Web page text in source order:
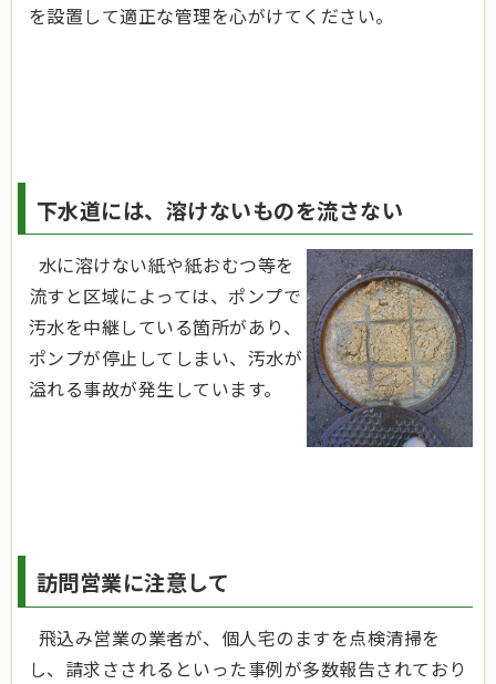
を設置して適正な管理を心がけてください。
下水道には、溶けないものを流さない
水に溶けない紙や紙おむつ等を
流すと区域によっては、ポンプで
汚水を中継している箇所があり、
ポンプが停止してしまい、汚水が
溢れる事故が発生しています。
訪問営業に注意して
飛込み営業の業者が、個人宅のますを点検清掃を
し、請求さされるといった事例が多数報告されており